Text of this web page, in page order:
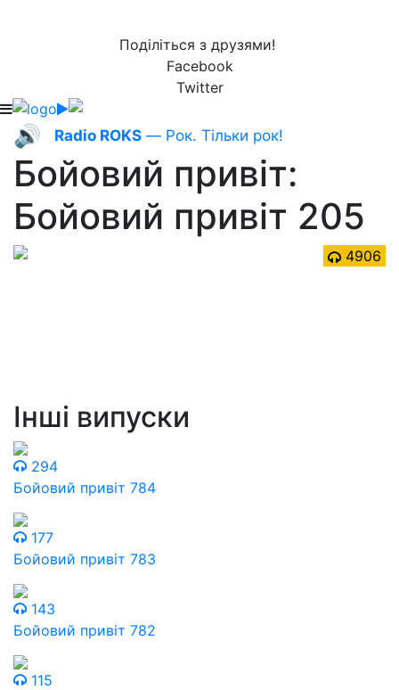
Поділіться з друзями!
Facebook
Twitter
🔊 Radio ROKS — Рок. Тільки рок!
Бойовий привіт:
Бойовий привіт 205
4906
Інші випуски
294
Бойовий привіт 784
177
Бойовий привіт 783
143
Бойовий привіт 782
115